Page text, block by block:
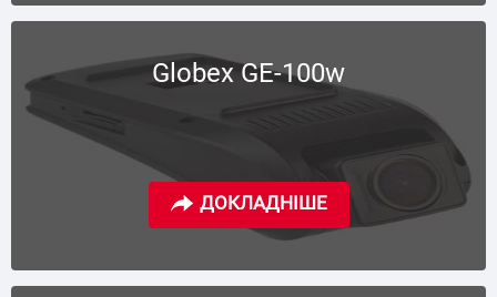
Globex GE-100w